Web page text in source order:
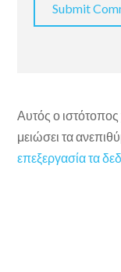
Αυτός ο
μειώσει τα
επεξεργασία τα